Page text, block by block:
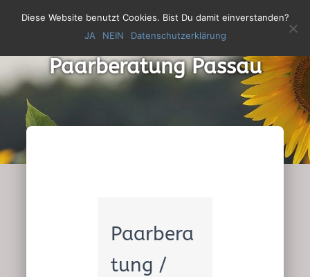
G
T
O
Paarberatung Passau
Paarbera
tung /
Diese Website benutzt Cookies. Bist Du damit einverstanden?
JA
NEIN Datenschutzerklärung